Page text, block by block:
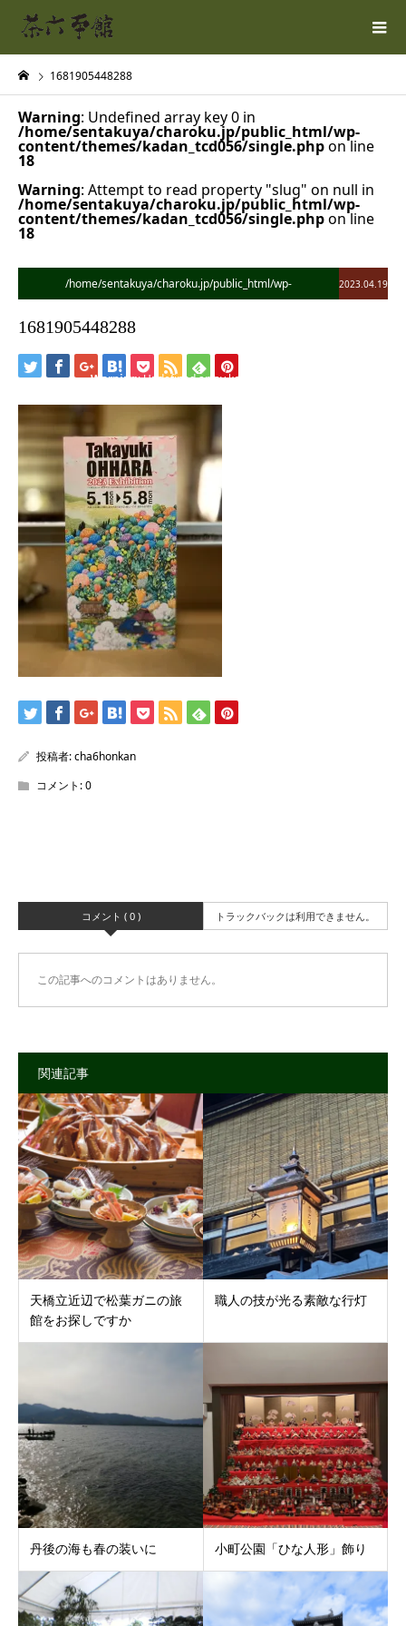
1681905448288
Warning: Undefined array key 0 in
/home/sentakuya/charoku.jp/public_html/wp-
content/themes/kadan_tcd056/single.phpon line
18
Warning: Attempt to read property "slug" on null in
/home/sentakuya/charoku.jp/public_html/wp-
content/themes/kadan_tcd056/single.phpon line
18
/home/sentakuya/charoku.jp/public_html/wp-
Warning: Undefined array key 0 in
/home/sentakuya/charoku.jp/public_html/wp-
content/themes/kadan_tcd056/single.php
Warning: Attempt to read property "name" on null in
/home/sentakuya/charoku.jp/public_html/wp-
content/themes/kadan_tcd056/single.php
2023.04.19
1681905448288
投稿者:cha6honkan
コメント:0
コメント ( 0 ) トラックバックは利用できません。
この記事へのコメントはありません。
関連記事
天橋立近辺で松葉ガニの旅
館をお探しですか
職人の技が光る素敵な行灯
丹後の海も春の装いに 小町公園「ひな人形」飾り